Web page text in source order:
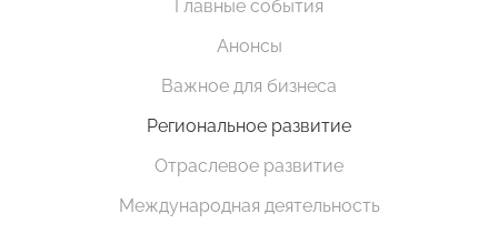
Главные события
Анонсы
Важное для бизнеса
Региональное развитие
Отраслевое развитие
Международная деятельность